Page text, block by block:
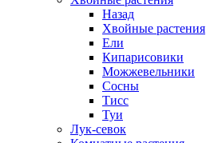
Назад
Хвойные растения
Ели
Кипарисовики
Можжевельники
Сосны
Тисс
Туи
Лук-севок